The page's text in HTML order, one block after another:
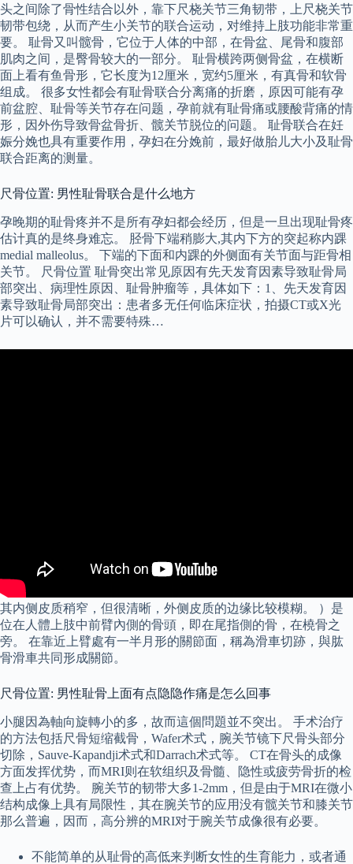
头之间除了骨性结合以外，靠下尺桡关节三角韧带，上尺桡关节
韧带包绕，从而产生小关节的联合运动，对维持上肢功能非常重
要。 耻骨又叫髋骨，它位于人体的中部，在骨盆、尾骨和腹部
肌肉之间，是臀骨较大的一部分。 耻骨横跨两侧骨盆，在横断
面上看有鱼骨形，它长度为12厘米，宽约5厘米，有真骨和软骨
组成。 很多女性都会有耻骨联合分离痛的折磨，原因可能有孕
前盆腔、耻骨等关节存在问题，孕前就有耻骨痛或腰酸背痛的情
形，因外伤导致骨盆骨折、髋关节脱位的问题。 耻骨联合在妊
娠分娩也具有重要作用，孕妇在分娩前，最好做胎儿大小及耻骨
联合距离的测量。
尺骨位置: 男性耻骨联合是什么地方
孕晚期的耻骨疼并不是所有孕妇都会经历，但是一旦出现耻骨疼
估计真的是终身难忘。 胫骨下端稍膨大,其内下方的突起称内踝
medial malleolus。 下端的下面和内踝的外侧面有关节面与距骨相
关节。 尺骨位置 耻骨突出常见原因有先天发育因素导致耻骨局
部突出、病理性原因、耻骨肿瘤等，具体如下：1、先天发育因
素导致耻骨局部突出：患者多无任何临床症状，拍摄CT或X光
片可以确认，并不需要特殊…
其内侧皮质稍窄，但很清晰，外侧皮质的边缘比较模糊。 ）是
位在人體上肢中前臂內側的骨頭，即在尾指側的骨，在橈骨之
旁。 在靠近上臂處有一半月形的關節面，稱為滑車切跡，與肱
骨滑車共同形成關節。
尺骨位置: 男性耻骨上面有点隐隐作痛是怎么回事
小腿因為軸向旋轉小的多，故而這個問題並不突出。 手术治疗
的方法包括尺骨短缩截骨，Wafer术式，腕关节镜下尺骨头部分
切除，Sauve-Kapandji术式和Darrach术式等。 CT在骨头的成像
方面发挥优势，而MRI则在软组织及骨髓、隐性或疲劳骨折的检
查上占有优势。 腕关节的韧带大多1-2mm，但是由于MRI在微小
结构成像上具有局限性，其在腕关节的应用没有髋关节和膝关节
那么普遍，因而，高分辨的MRI对于腕关节成像很有必要。
不能简单的从耻骨的高低来判断女性的生育能力，或者通